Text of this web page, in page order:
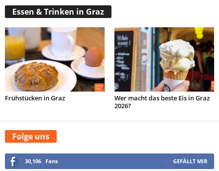
Essen & Trinken in Graz
Frühstücken in Graz
Wer macht das beste Eis in Graz
2026?
Folge uns
30,106 Fans GEFÄLLT MIR